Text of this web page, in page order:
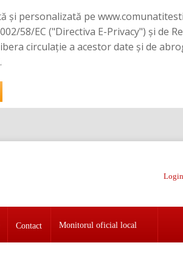
personalizată pe
58/EC ("Directiva E-Privacy") şi de
circulaţie a acestor date şi de
Login
Contact Monitorul oficial local